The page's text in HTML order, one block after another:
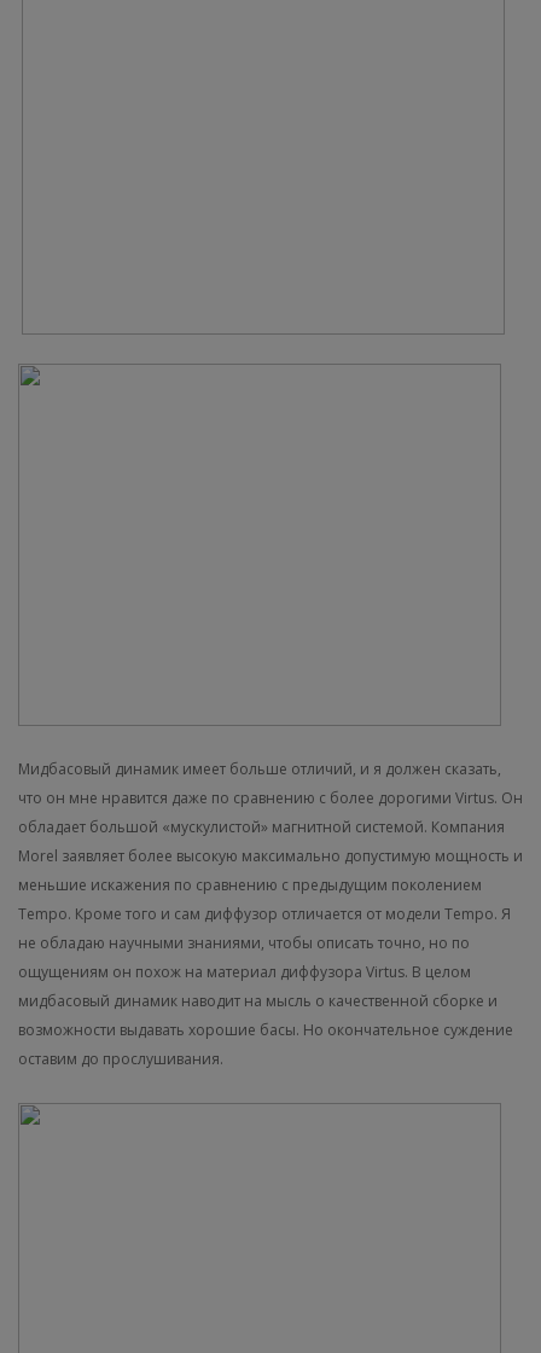
Мидбасовый динамик имеет больше отличий, и я должен сказать,
что он мне нравится даже по сравнению с более дорогими Virtus. Он
обладает большой «мускулистой» магнитной системой. Компания
Morel заявляет более высокую максимально допустимую мощность и
меньшие искажения по сравнению с предыдущим поколением
Tempo. Кроме того и сам диффузор отличается от модели Tempo. Я
не обладаю научными знаниями, чтобы описать точно, но по
ощущениям он похож на материал диффузора Virtus. В целом
мидбасовый динамик наводит на мысль о качественной сборке и
возможности выдавать хорошие басы. Но окончательное суждение
оставим до прослушивания.